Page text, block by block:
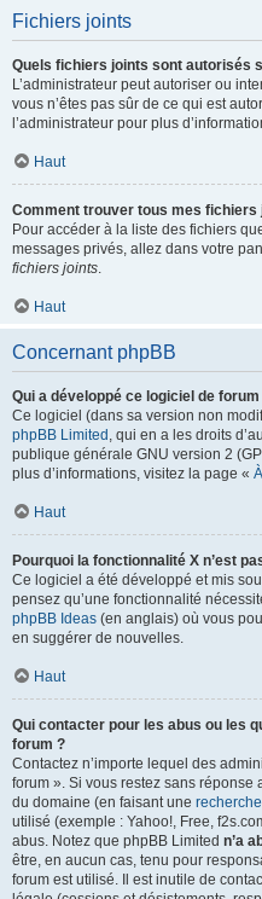
Fichiers joints
Quels fichiers joints sont autorisés
L’administrateur peut autoriser ou
vous n’êtes pas sûr de ce qui est
l’administrateur pour plus
Haut
Comment trouver tous mes fichiers
Pour accéder à la liste des fichiers
messages privés, allez dans votre
fichiers joints.
Haut
Concernant phpBB
Qui a développé ce logiciel de forum
Ce logiciel (dans sa version non
phpBB Limited , qui en a les droits
publique générale GNU version 2
plus d’informations, visitez la page «
Haut
Pourquoi la fonctionnalité X n’est
Ce logiciel a été développé et mis
pensez qu’une fonctionnalité
phpBB Ideas (en anglais) où vous
en suggérer de nouvelles.
Haut
Qui contacter pour les abus ou les
forum ?
Contactez n’importe lequel des
forum ». Si vous restez sans
du domaine (en faisant une
utilisé (exemple : Yahoo!, Free,
abus. Notez que phpBB Limited n’a
être, en aucun cas, tenu pour
forum est utilisé. Il est inutile de